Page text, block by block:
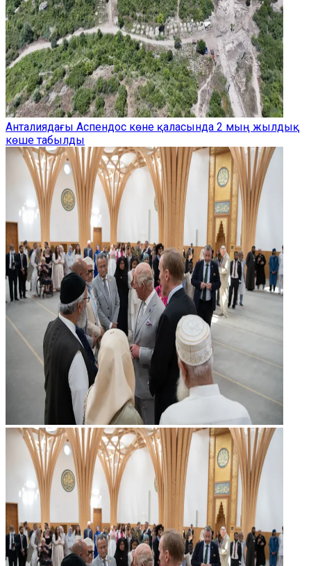
Анталиядағы Аспендос көне қаласында 2 мың жылдық
көше табылды